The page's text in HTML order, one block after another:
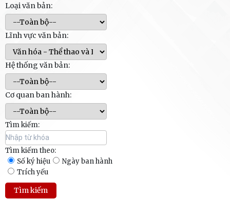
Loại văn bản:
Lĩnh vực văn bản:
Hệ thống văn bản:
Cơ quan ban hành:
Tìm kiếm:
Tìm kiếm theo:
Số ký hiệu
Ngày ban hành
Trích yếu